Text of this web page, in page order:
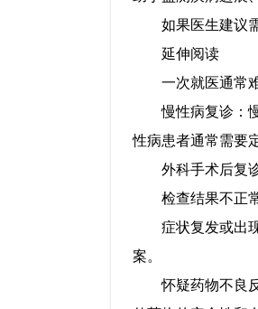
如果医生建议
延伸阅读
一次就医通常
慢性病复诊：
性病患者通常需要
外科手术后复
检查结果不正
症状复发或出
案。
怀疑药物不良